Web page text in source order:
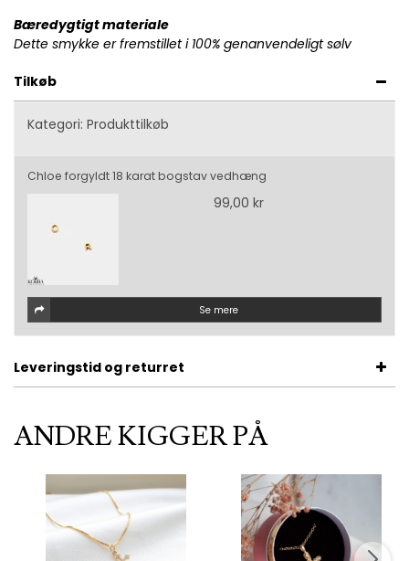
Bæredygtigt materiale
Dette smykke er fremstillet i 100% genanvendeligt sølv
Tilkøb
Kategori: Produkttilkøb
Chloe forgyldt 18 karat bogstav vedhæng
99,00 kr
Se mere
Leveringstid og returret
ANDRE KIGGER PÅ